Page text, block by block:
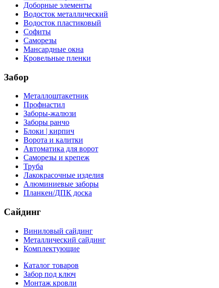
Доборные элементы
Водосток металлический
Водосток пластиковый
Софиты
Саморезы
Мансардные окна
Кровельные пленки
Забор
Металлоштакетник
Профнастил
Заборы-жалюзи
Заборы ранчо
Блоки | кирпич
Ворота и калитки
Автоматика для ворот
Саморезы и крепеж
Труба
Лакокрасочные изделия
Алюминиевые заборы
Планкен/ДПК доска
Сайдинг
Виниловый сайдинг
Металлический сайдинг
Комплектующие
Каталог товаров
Забор под ключ
Монтаж кровли